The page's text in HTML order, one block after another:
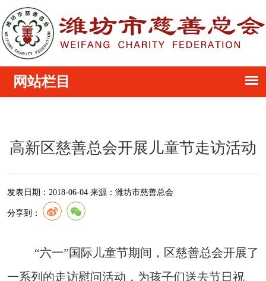
高新区慈善总会开展儿童节走访活动
发表日期： 2018-06-04 来源： 潍坊市慈善总会
分享到：
“六一”国际儿童节期间，区慈善总会开展了
一系列的走访慰问活动，为孩子们送去节日祝